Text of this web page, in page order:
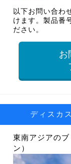
以下お問い合わ
けます。製品番
ださい。
お
ディスカ
東南アジアの
ン）